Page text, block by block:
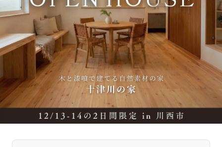
京都エリア
大阪市エリア
北摂エリア
堺・泉州エリア
河内エリア
兵庫エリア
奈良エリア
和歌山エリア
鳥取エリア
島根エリア
岡山エリア
広島エリア
山口エリア
徳島エリア
香川エリア
愛媛エリア